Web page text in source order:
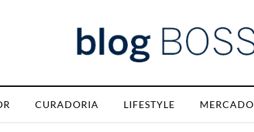
CURADORIA LIFESTYLE MERCADO